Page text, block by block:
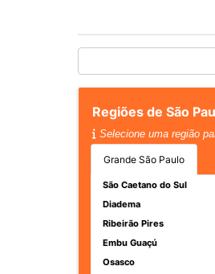
Regiões de São
Selecione uma região
Grande São Paulo
São Caetano do Sul
Diadema
Ribeirão Pires
Embu Guaçú
Osasco